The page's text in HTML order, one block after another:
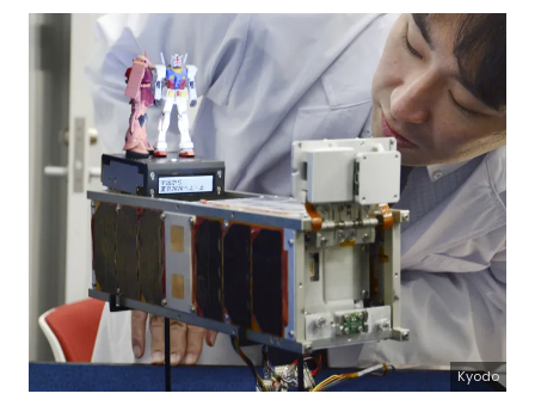
Kyodo